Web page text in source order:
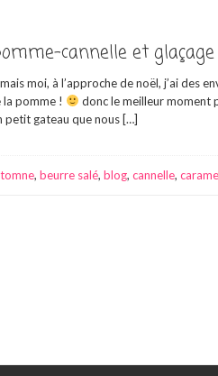
cannelle et
moi, à l’approche de noël, j’ai des
la pomme !
donc le meilleur moment
petit gateau que nous […]
, beurre salé, blog, cannelle,